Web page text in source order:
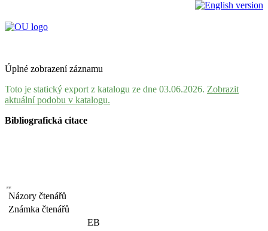
Úplné zobrazení záznamu
Toto je statický export z katalogu ze dne 03.06.2026. Zobrazit
aktuální podobu v katalogu.
Bibliografická citace
Názory čtenářů
Známka čtenářů
EB